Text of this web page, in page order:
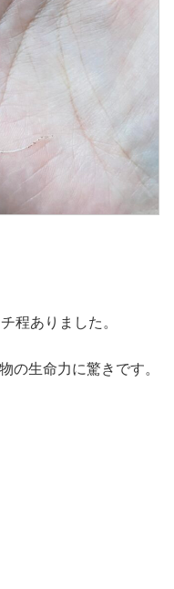
程ありました。
の生命力に驚きです。